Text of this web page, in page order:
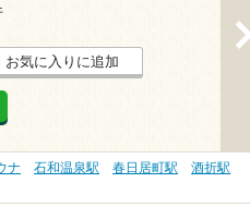
お気に入りに追加
ナ 石和温泉駅 春日居町駅
酒折駅